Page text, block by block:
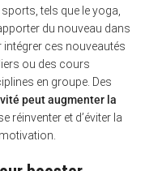
tels que le yoga,
du nouveau dans
ces nouveautés
ou des cours
en groupe. Des
peut augmenter la
réinventer et d’éviter la